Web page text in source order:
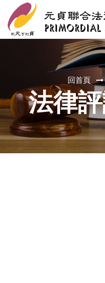
回首頁
法律